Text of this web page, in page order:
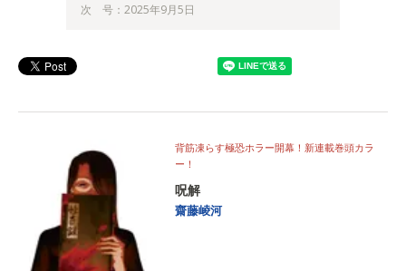
次 号：2025年9月5日
背筋凍らす極恐ホラー開幕！新連載巻頭カラ
ー！
呪解
齋藤崚河